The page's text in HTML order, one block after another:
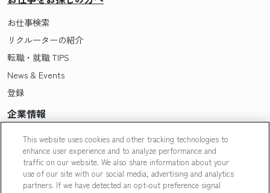
お仕事検索
リクルーターの紹介
転職・就職 TIPS
News & Events
登録
企業情報
Pasonaについて
会社概要・拠点一覧
採用情報
Our People
This website uses cookies and other tracking technologies to
enhance user experience and to analyze performance and
traffic on our website. We also share information about your
use of our site with our social media, advertising and analytics
partners. If we have detected an opt-out preference signal